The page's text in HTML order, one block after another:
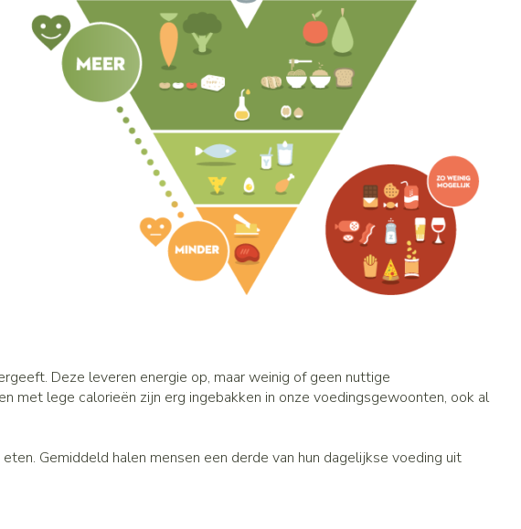
Deze leveren energie op, maar weinig of geen nuttige
met lege calorieën zijn erg ingebakken in onze voedingsgewoonten, ook al
Gemiddeld halen mensen een derde van hun dagelijkse voeding uit